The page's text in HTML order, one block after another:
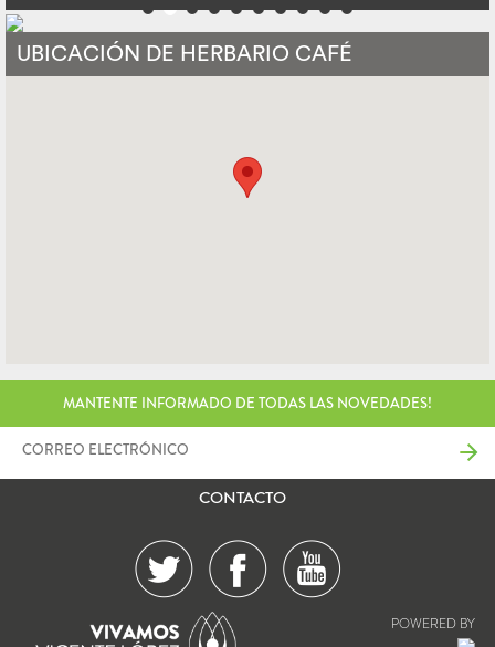
UBICACIÓN DE HERBARIO CAFÉ
MANTENTE INFORMADO DE TODAS LAS NOVEDADES!
CONTACTO
POWERED BY